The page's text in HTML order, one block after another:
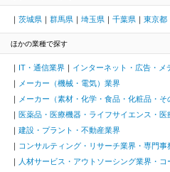
茨城県 群馬県 埼玉県 千葉県 東京都
ほかの業種で探す
IT・通信業界
インターネット・広告・メ
メーカー（機械・電気）業界
メーカー（素材・化学・食品・化粧品・そ
医薬品・医療機器・ライフサイエンス・医
建設・プラント・不動産業界
コンサルティング・リサーチ業界・専門事
人材サービス・アウトソーシング業界・コ